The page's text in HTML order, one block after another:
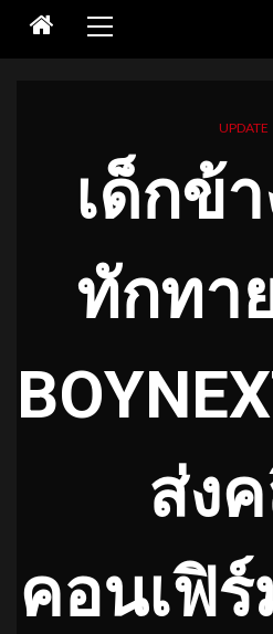
Menu
UPDATE
เด็กข้
ทักทา
ส่ง
คอนเฟิ